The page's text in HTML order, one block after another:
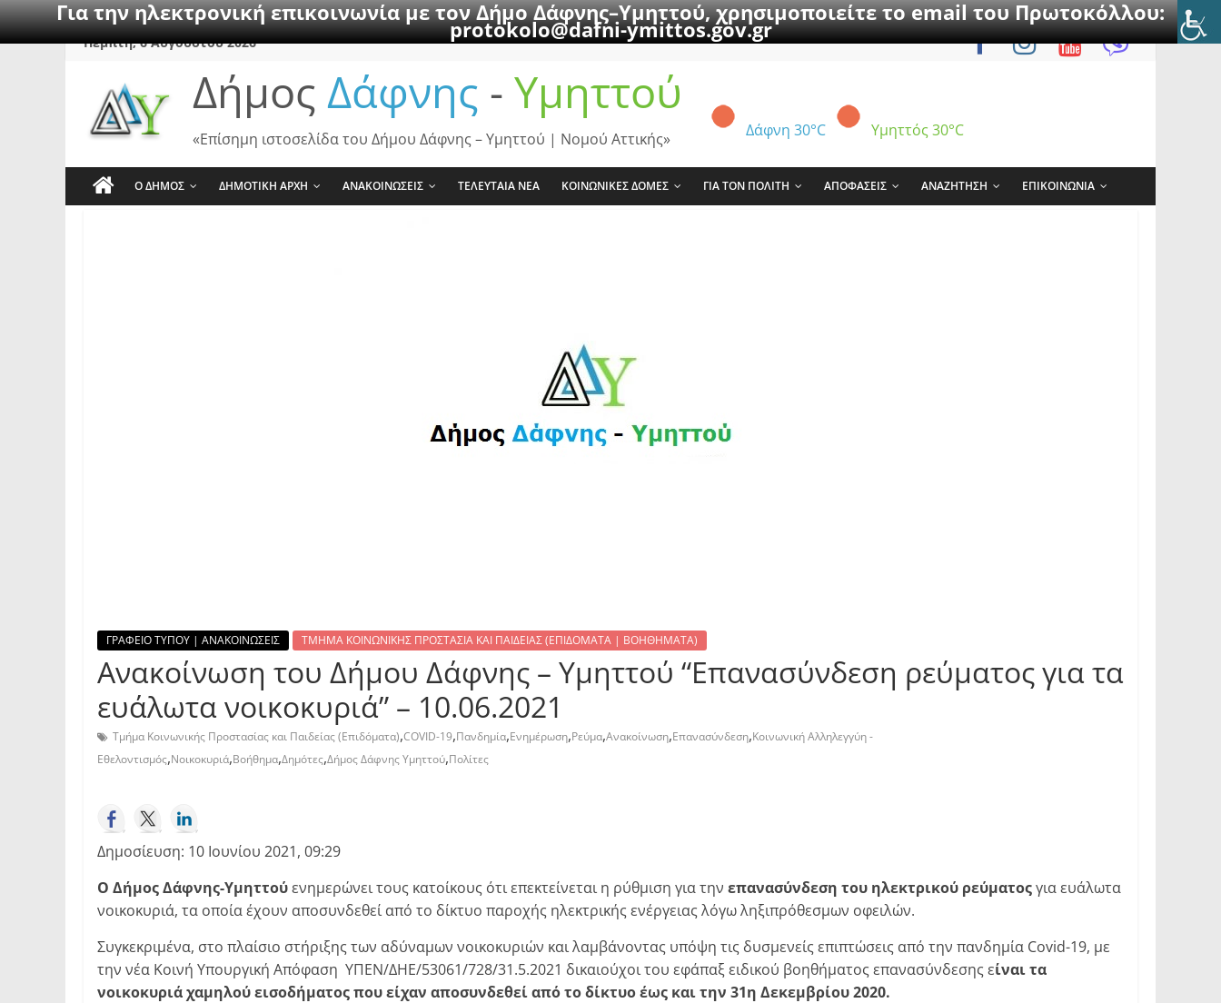
Για την ηλεκτρονική επικοινωνία με τον Δήμο Δάφνης–Υμηττού, χρησιμοποιείτε το email του Πρωτοκόλλου:
protokolo@dafni-ymittos.gov.gr
SkipΠέμπτη, 6 Αυγούστου 2026
Δήμος Δάφνης - Υμηττού
Δάφνη 30°C Υμηττός 30°C
«Επίσημη ιστοσελίδα του Δήμου Δάφνης – Υμηττού | Νομού Αττικής»
Ο ΔΗΜΟΣ ΔΗΜΟΤΙΚΗ ΑΡΧΗ ΑΝΑΚΟΙΝΩΣΕΙΣ ΤΕΛΕΥΤΑΙΑ ΝΕΑ ΚΟΙΝΩΝΙΚΕΣ ΔΟΜΕΣ ΓΙΑ ΤΟΝ ΠΟΛΙΤΗ ΑΠΟΦΑΣΕΙΣ ΑΝΑΖΗΤΗΣΗ ΕΠΙΚΟΙΝΩΝΙΑ
ΓΡΑΦΕΙΟ ΤΥΠΟΥ | ΑΝΑΚΟΙΝΩΣΕΙΣ ΤΜΗΜΑ ΚΟΙΝΩΝΙΚΗΣ ΠΡΟΣΤΑΣΙΑ ΚΑΙ ΠΑΙΔΕΙΑΣ (ΕΠΙΔΟΜΑΤΑ | ΒΟΗΘΗΜΑΤΑ)
Ανακοίνωση του Δήμου Δάφνης – Υμηττού “Επανασύνδεση ρεύματος για τα
ευάλωτα νοικοκυριά” – 10.06.2021
Τμήμα Κοινωνικής Προστασίας και Παιδείας (Επιδόματα),COVID-19,Πανδημία,Ενημέρωση,Ρεύμα,Ανακοίνωση,Επανασύνδεση,Κοινωνική Αλληλεγγύη -
Εθελοντισμός,Νοικοκυριά,Βοήθημα,Δημότες,Δήμος Δάφνης Υμηττού,Πολίτες
Δημοσίευση: 10 Ιουνίου 2021, 09:29
Ο Δήμος Δάφνης-Υμηττούενημερώνει τους κατοίκους ότι επεκτείνεται η ρύθμιση για την επανασύνδεση του ηλεκτρικού ρεύματοςγια ευάλωτα
νοικοκυριά, τα οποία έχουν αποσυνδεθεί από το δίκτυο παροχής ηλεκτρικής ενέργειας λόγω ληξιπρόθεσμων οφειλών.
Συγκεκριμένα, στο πλαίσιο στήριξης των αδύναμων νοικοκυριών και λαμβάνοντας υπόψη τις δυσμενείς επιπτώσεις από την πανδημία Covid-19, με
την νέα Κοινή Υπουργική Απόφαση ΥΠΕΝ/ΔΗΕ/53061/728/31.5.2021 δικαιούχοι του εφάπαξ ειδικού βοηθήματος επανασύνδεσης είναι τα
νοικοκυριά χαμηλού εισοδήματος που είχαν αποσυνδεθεί από το δίκτυο έως και την 31η Δεκεμβρίου 2020.